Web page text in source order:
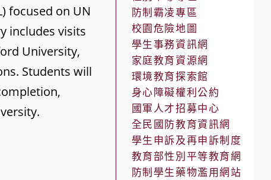
focused on UN
includes visits
University,
Students will
防制霸凌專區
校園危險地圖
學生事務資訊網
家庭教育資源網
環境教育探索館
身心障礙權利公約
國軍人才招募中心
全民國防教育資訊網
學生申訴及再申訴制度
教育部性別平等教育網
防制學生藥物濫用網站